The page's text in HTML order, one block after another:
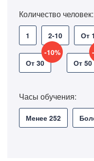
Количество человек:
1 2-10 От
От 30
-10%
От 50
Часы обучения:
Менее 252